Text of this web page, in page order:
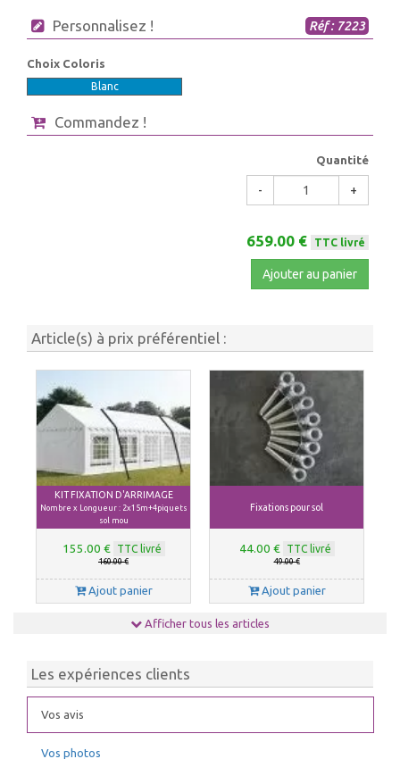
Personnalisez ! Réf : 7223
Choix Coloris
Blanc
Commandez !
Quantité
- +
659.00 € TTC livré
Ajouter au panier
Article(s) à prix préférentiel :
KIT FIXATION D'ARRIMAGE
Nombre x Longueur : 2x15m+4piquets
sol mou
155.00 € TTC livré
160.00 €
Ajout panier
Fixations pour sol
44.00 € TTC livré
49.00 €
Ajout panier
ELASTIQUES LONGS
Afficher tous les articles
Les expériences clients
Vos avis
Vos photos